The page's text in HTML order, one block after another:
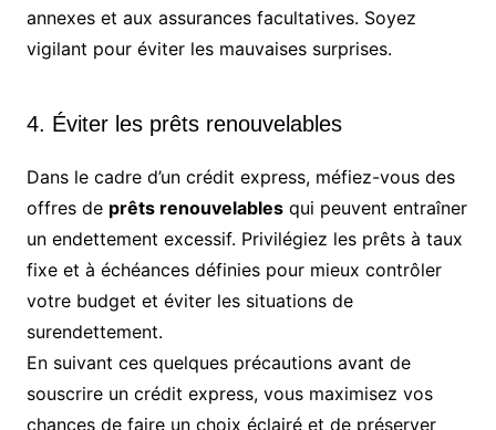
annexes et aux assurances facultatives. Soyez
vigilant pour éviter les mauvaises surprises.
4. Éviter les prêts renouvelables
Dans le cadre d’un crédit express, méfiez-vous des
offres de prêts renouvelablesqui peuvent entraîner
un endettement excessif. Privilégiez les prêts à taux
fixe et à échéances définies pour mieux contrôler
votre budget et éviter les situations de
surendettement.
En suivant ces quelques précautions avant de
souscrire un crédit express, vous maximisez vos
chances de faire un choix éclairé et de préserver